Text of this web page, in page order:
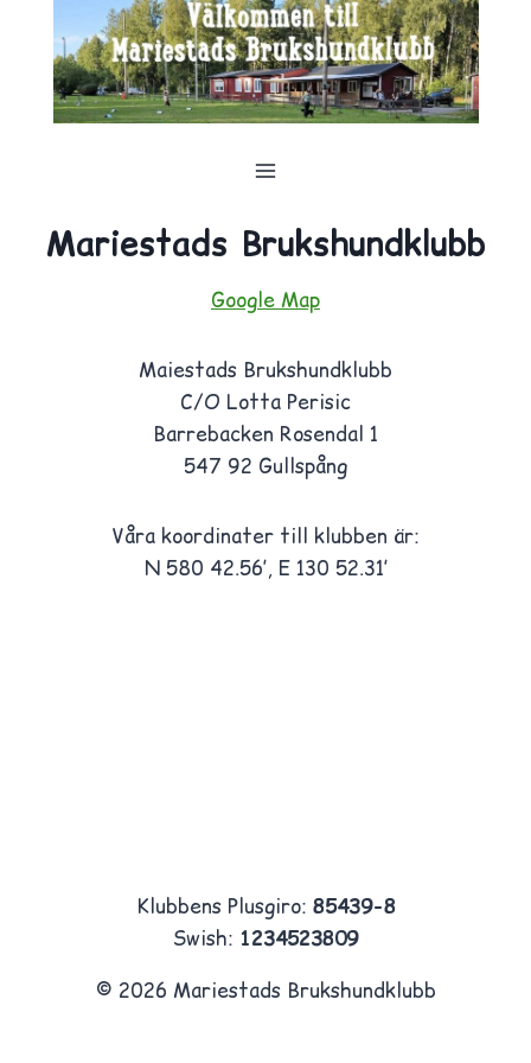
content
Mariestads Brukshundklubb
Google Map
Maiestads Brukshundklubb
C/O Lotta Perisic
Barrebacken Rosendal 1
547 92 Gullspång
Våra koordinater till klubben är:
N 580 42.56′, E 130 52.31′
Klubbens Plusgiro: 85439-8
Swish: 1234523809
© 2026 Mariestads Brukshundklubb